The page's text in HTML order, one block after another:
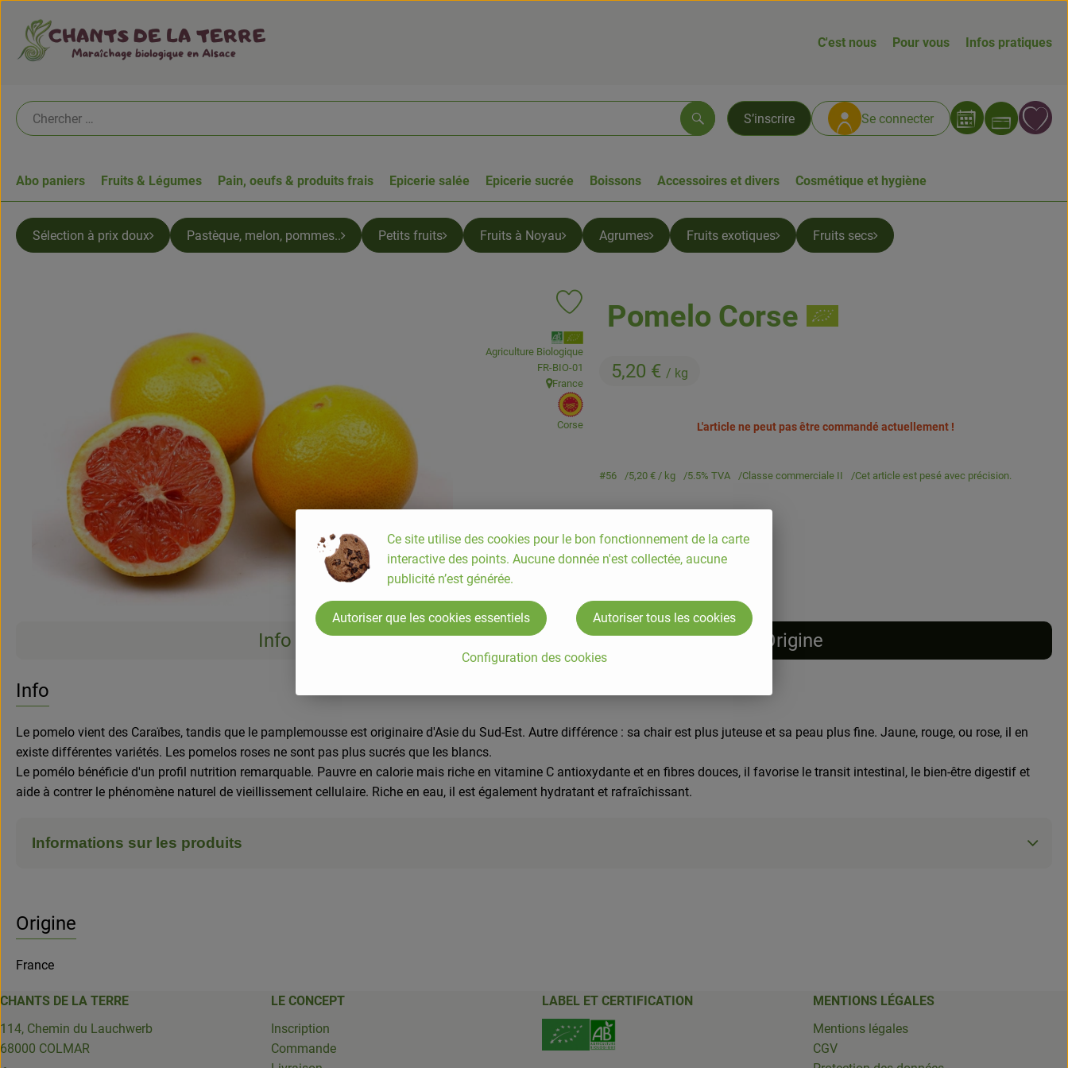
C'est nous Pour vous Infos pratiques
S’inscrire Se connecter
Rechercher
Abo paniers Fruits & Légumes Pain, oeufs & produits frais Epicerie salée Epicerie sucrée Boissons Accessoires et divers Cosmétique et hygiène
Sélection à prix doux Pastèque, melon, pommes.. Petits fruits Fruits à Noyau Agrumes Fruits exotiques Fruits secs
Pomelo Corse
5,20 € / kg
Ajouter le produit aux favoris
, Association:
Agriculture Biologique
, Autorité de contrôle:
FR-BIO-01
, Origine:
France
, EU Origine:
Corse L'article ne peut pas être commandé actuellement !
#56 5,20 € / kg 5.5% TVA Classe commerciale II Cet article est pesé avec précision.
Info Origine
Info
Le pomelo vient des Caraïbes, tandis que le pamplemousse est originaire d'Asie du Sud-Est. Autre différence : sa chair est plus juteuse et sa peau plus fine. Jaune, rouge, ou rose, il en
existe différentes variétés. Les pomelos roses ne sont pas plus sucrés que les blancs.
Le pomélo bénéficie d'un profil nutrition remarquable. Pauvre en calorie mais riche en vitamine C antioxydante et en fibres douces, il favorise le transit intestinal, le bien-être digestif et
aide à contrer le phénomène naturel de vieillissement cellulaire. Riche en eau, il est également hydratant et rafraîchissant.
Informations sur les produits
Origine
France
CHANTS DE LA TERRE
114, Chemin du Lauchwerb
68000 COLMAR
LE CONCEPT
Inscription
Commande
LABEL ET CERTIFICATION
MENTIONS LÉGALES
Mentions légales
CGV
Ce site utilise des cookies pour le bon fonctionnement de la carte
interactive des points. Aucune donnée n'est collectée, aucune
publicité n’est générée.
Configuration des cookies
Autoriser que les cookies essentiels Autoriser tous les cookies